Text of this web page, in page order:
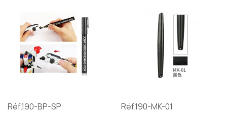
Réf.190-BP-SP Réf.190-MK-01